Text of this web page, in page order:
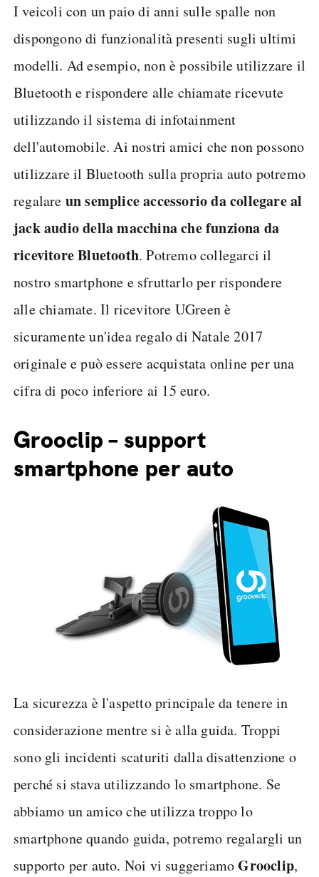
I veicoli con un paio di anni sulle spalle non
dispongono di funzionalità presenti sugli ultimi
modelli. Ad esempio, non è possibile utilizzare il
Bluetooth e rispondere alle chiamate ricevute
utilizzando il sistema di infotainment
dell'automobile. Ai nostri amici che non possono
utilizzare il Bluetooth sulla propria auto potremo
regalare un semplice accessorio da collegare al
jack audio della macchina che funziona da
ricevitore Bluetooth. Potremo collegarci il
nostro smartphone e sfruttarlo per rispondere
alle chiamate. Il ricevitore UGreen è
sicuramente un'idea regalo di Natale 2017
originale e può essere acquistata online per una
cifra di poco inferiore ai 15 euro.
Grooclip – support
smartphone per auto
La sicurezza è l'aspetto principale da tenere in
considerazione mentre si è alla guida. Troppi
sono gli incidenti scaturiti dalla disattenzione o
perché si stava utilizzando lo smartphone. Se
abbiamo un amico che utilizza troppo lo
smartphone quando guida, potremo regalargli un
supporto per auto. Noi vi suggeriamoGrooclip,